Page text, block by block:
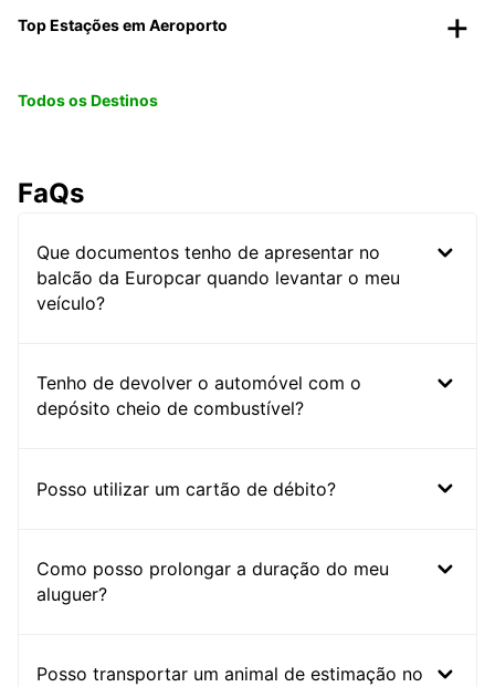
Top Estações em Aeroporto
Todos os Destinos
FaQs
Que documentos tenho de apresentar no
balcão da Europcar quando levantar o meu
veículo?
Tenho de devolver o automóvel com o
depósito cheio de combustível?
Posso utilizar um cartão de débito?
Como posso prolongar a duração do meu
aluguer?
Posso transportar um animal de estimação no